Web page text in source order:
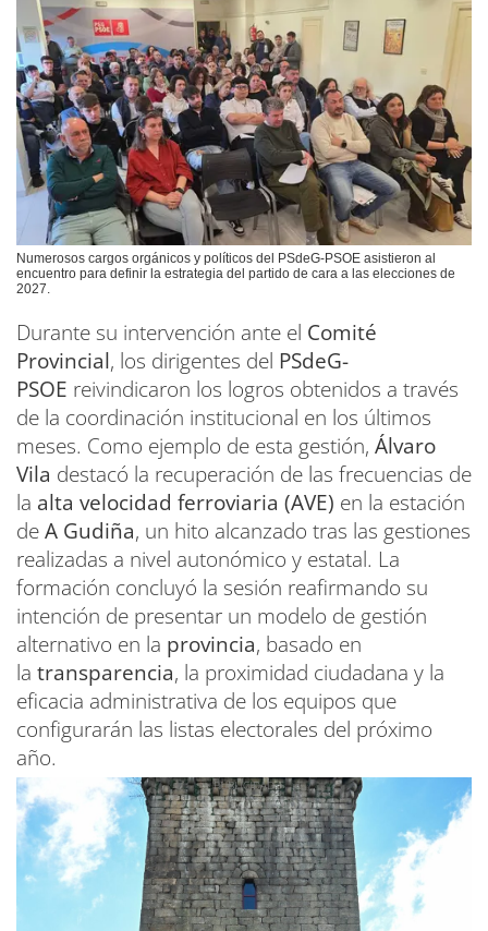
Numerosos cargos orgánicos y políticos del PSdeG-PSOE asistieron al
encuentro para definir la estrategia del partido de cara a las elecciones de
2027.
Durante su intervención ante el Comité
Provincial, los dirigentes del PSdeG-
PSOE reivindicaron los logros obtenidos a través
de la coordinación institucional en los últimos
meses. Como ejemplo de esta gestión, Álvaro
Vila destacó la recuperación de las frecuencias de
la alta velocidad ferroviaria (AVE) en la estación
deA Gudiña, un hito alcanzado tras las gestiones
realizadas a nivel autonómico y estatal. La
formación concluyó la sesión reafirmando su
intención de presentar un modelo de gestión
alternativo en la provincia, basado en
la transparencia, la proximidad ciudadana y la
eficacia administrativa de los equipos que
configurarán las listas electorales del próximo
año.